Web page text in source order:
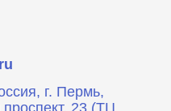
г. Пермь,
23 (ТЦ